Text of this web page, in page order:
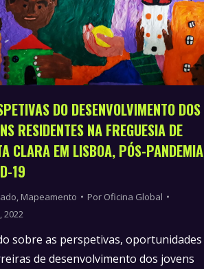
DO DESENVOLVIMENTO DOS
RESIDENTES NA FREGUESIA DE
CLARA EM LISBOA, PÓS-PANDEMIA
19
, Mapeamento Por Oficina Global
2022
sobre as perspetivas, oportunidades
de desenvolvimento dos jovens